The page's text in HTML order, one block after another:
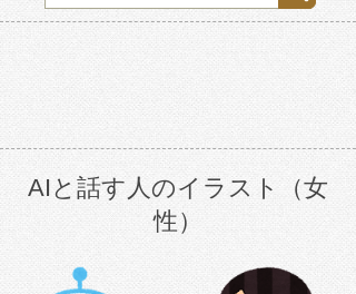
AIと話す人のイラスト（女
性）